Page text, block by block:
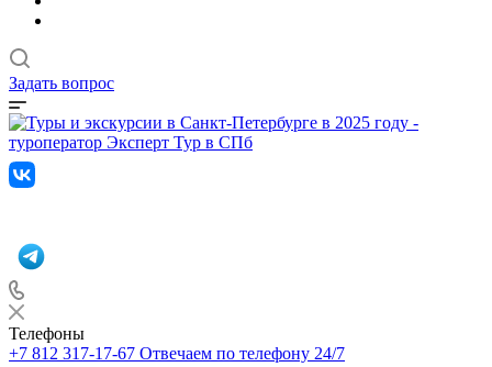
Задать вопрос
Телефоны
+7 812 317-17-67 Отвечаем по телефону 24/7